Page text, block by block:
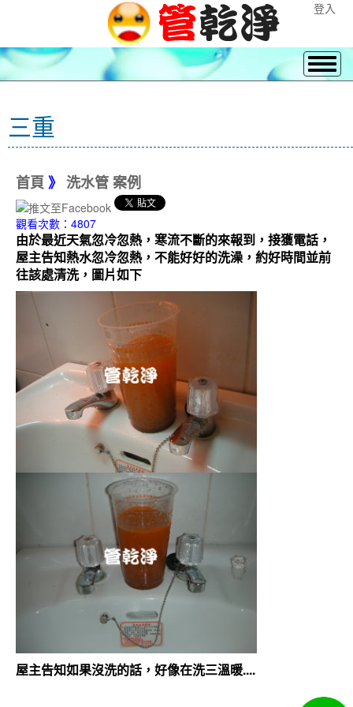
登入
三重
首頁 》 洗水管 案例
觀看次數：4807
由於最近天氣忽冷忽熱，寒流不斷的來報到，接獲電話，
屋主告知熱水忽冷忽熱，不能好好的洗澡，約好時間並前
往該處清洗，圖片如下
屋主告知如果沒洗的話，好像在洗三溫暖....
清洗水管 水管清洗 熱水忽冷忽熱 水管堵塞 水管阻